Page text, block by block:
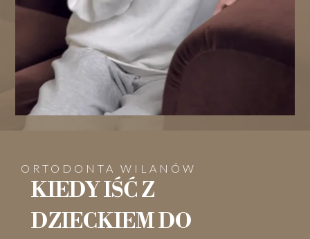
ORTODONTA WILANÓW
KIEDY IŚĆ Z
DZIECKIEM DO